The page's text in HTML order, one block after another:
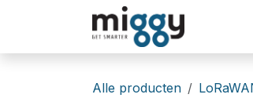
Overslaan naar inhoud
Alle producten